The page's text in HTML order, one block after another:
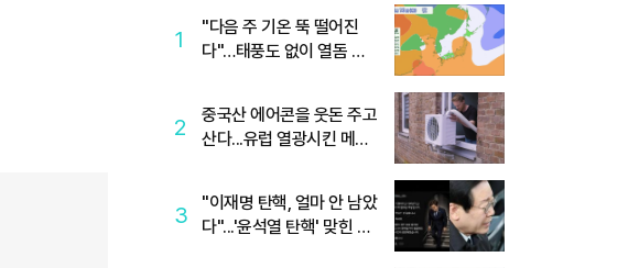
1
"다음 주 기온 뚝 떨어진
다"…태풍도 없이 열돔 박
2
중국산 에어콘을 웃돈 주고
산다...유럽 열광시킨 메이
3
"이재명 탄핵, 얼마 안 남았
다"...'윤석열 탄핵' 맞힌 무